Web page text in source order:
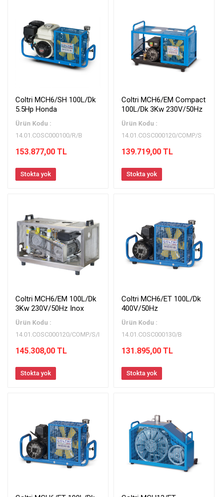
Coltri MCH6/SH 100L/Dk
5.5Hp Honda
Ürün Kodu :
14.01.COSC000100/R/B
153.877,00 TL
Stokta yok
Coltri MCH6/EM Compact
100L/Dk 3Kw 230V/50Hz
Ürün Kodu :
14.01.COSC000120/COMP/S
139.719,00 TL
Stokta yok
Coltri MCH6/EM 100L/Dk
3Kw 230V/50Hz Inox
Ürün Kodu :
14.01.COSC000120/COMP/S/I
145.308,00 TL
Stokta yok
Coltri MCH6/ET 100L/Dk
400V/50Hz
Ürün Kodu :
14.01.COSC000130/B
131.895,00 TL
Stokta yok